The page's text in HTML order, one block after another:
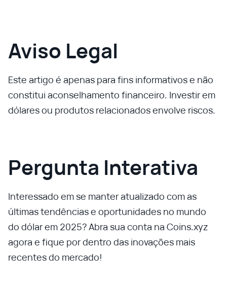
Aviso Legal
Este artigo é apenas para fins informativos e não
constitui aconselhamento financeiro. Investir em
dólares ou produtos relacionados envolve riscos.
Pergunta Interativa
Interessado em se manter atualizado com as
últimas tendências e oportunidades no mundo
do dólar em 2025? Abra sua conta na Coins.xyz
agora e fique por dentro das inovações mais
recentes do mercado!